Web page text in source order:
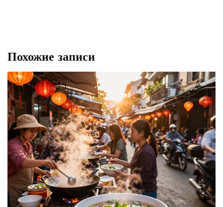
Похожие записи